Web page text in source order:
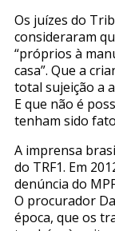
Os juízes do
consideraram
“próprios à
casa”. Que a
total sujeição a
E que não é
tenham sido
A imprensa
do TRF1. Em
denúncia do
O procurador
época, que os